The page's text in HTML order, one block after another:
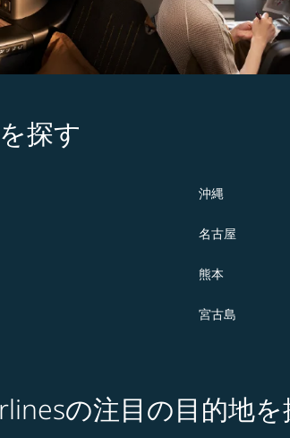
探す
沖縄
名古屋
熊本
宮古島
の注目の目的地